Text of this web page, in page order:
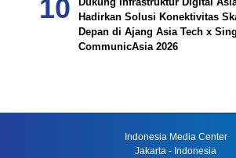
Hadirkan Solusi Konektivitas
Depan di Ajang Asia Tech x
CommunicAsia 2026
Indonesia Media Center
Jakarta - Indonesia